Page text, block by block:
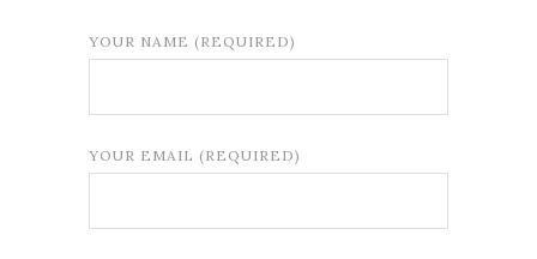
YOUR NAME (REQUIRED)
YOUR EMAIL (REQUIRED)